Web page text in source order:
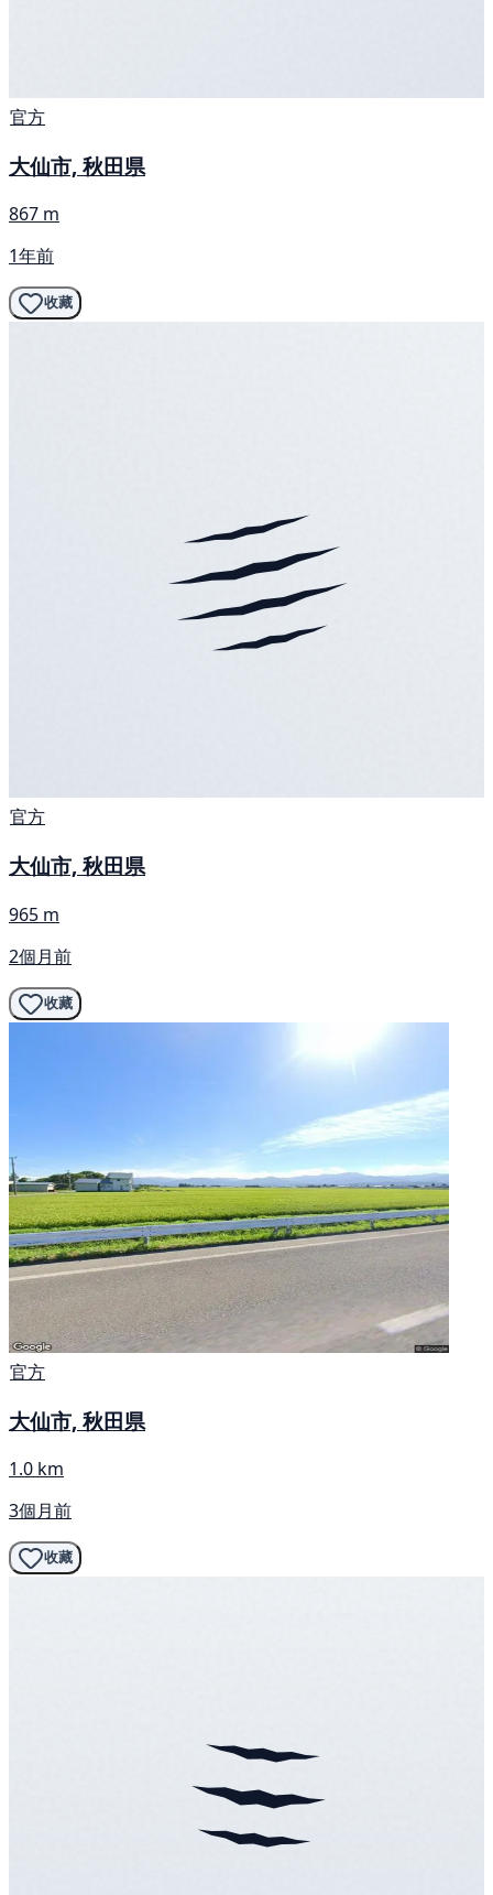
官方
大仙市, 秋田県
867 m
1年前
收藏
官方
大仙市, 秋田県
965 m
2個月前
收藏
官方
大仙市, 秋田県
1.0 km
3個月前
收藏